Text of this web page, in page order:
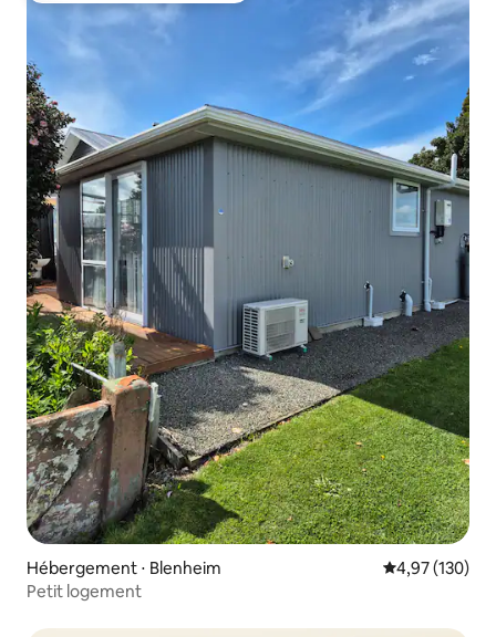
Hébergement ⋅ Blenheim Évaluation
4,97 (130)
Petit logement